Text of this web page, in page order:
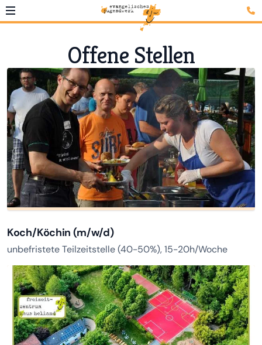
Offene Stellen
Koch/Köchin (m/w/d)
unbefristete Teilzeitstelle (40-50%), 15-20h/Woche
Zur Ausschreibung